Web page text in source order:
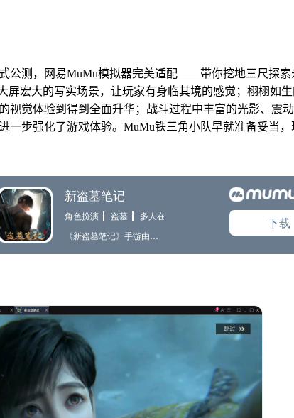
式公测，网易MuMu模拟器完美适配——带你挖地三尺探
屏宏大的写实场景，让玩家有身临其境的感觉；栩栩如
视觉体验到得到全面升华；战斗过程中丰富的光影、震
一步强化了游戏体验。MuMu铁三角小队早就准备妥当